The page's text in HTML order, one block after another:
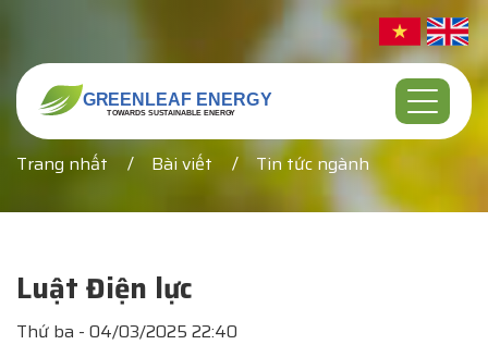
Trang nhất Bài viết Tin tức ngành
Luật Điện lực
Thứ ba - 04/03/2025 22:40